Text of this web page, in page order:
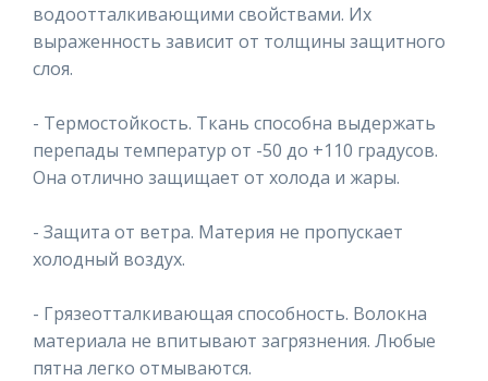
водоотталкивающими свойствами. Их
выраженность зависит от толщины защитного
слоя.
- Термостойкость. Ткань способна выдержать
перепады температур от -50 до +110 градусов.
Она отлично защищает от холода и жары.
- Защита от ветра. Материя не пропускает
холодный воздух.
- Грязеотталкивающая способность. Волокна
материала не впитывают загрязнения. Любые
пятна легко отмываются.